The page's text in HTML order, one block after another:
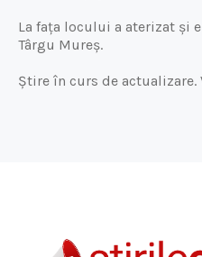
La fața locului a aterizat și
Târgu Mureș.
Știre în curs de